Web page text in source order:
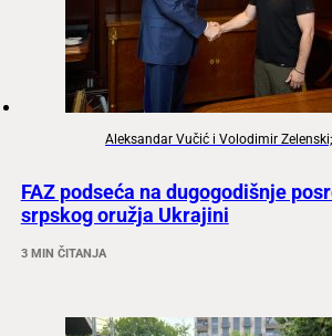
Aleksandar Vučić i Volodimir
FAZ podseća na dugogodišnje
srpskog oružja Ukrajini
3 MIN ČITANJA